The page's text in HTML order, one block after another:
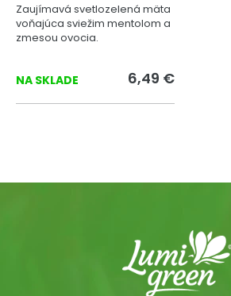
Zaujímavá svetlozelená mäta
voňajúca sviežim mentolom a
zmesou ovocia.
NA SKLADE 6,49 €